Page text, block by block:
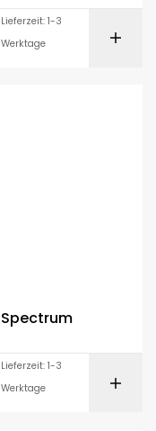
Lieferzeit: 1-3
Werktage
Lieferzeit: 1-3
Werktage